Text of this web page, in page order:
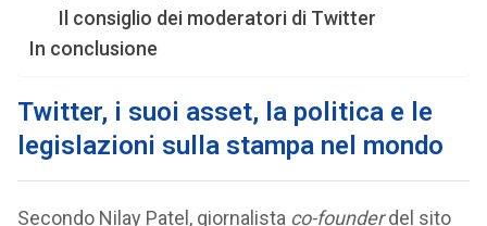
Il consiglio dei moderatori di Twitter
In conclusione
Twitter, i suoi asset, la politica e le
legislazioni sulla stampa nel mondo
Secondo Nilay Patel, giornalista co-founderdel sito